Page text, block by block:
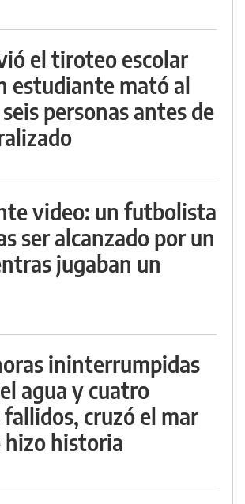
el tiroteo escolar
estudiante mató al
personas antes de
video: un futbolista
ser alcanzado por un
jugaban un
ininterrumpidas
agua y cuatro
cruzó el mar
hizo historia